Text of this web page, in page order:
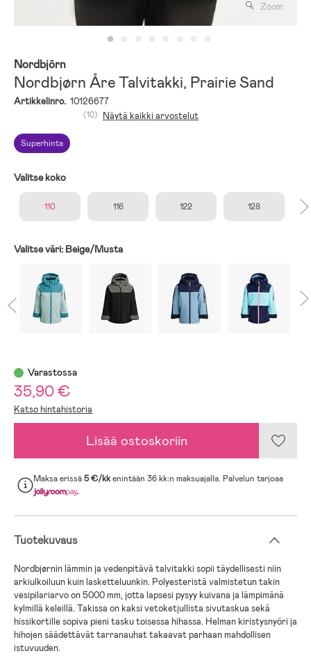
Zoom
Nordbjörn
Nordbjørn Åre Talvitakki, Prairie Sand
Artikkelinro. 10126677
Superhinta
(10) Näytä kaikki arvostelut
Valitse koko
110 116 122 128
Valitse väri: Beige/Musta
Varastossa
35,90 €
Katso hintahistoria
Lisää ostoskoriin
Maksa erissä5 €/kkenintään 36 kk:n maksuajalla. Palvelun tarjoaa
.
Tuotekuvaus
Nordbjørnin lämmin ja vedenpitävä talvitakki sopii täydellisesti niin
arkiulkoiluun kuin lasketteluunkin. Polyesteristä valmistetun takin
vesipilariarvo on 5000 mm, jotta lapsesi pysyy kuivana ja lämpimänä
kylmillä keleillä. Takissa on kaksi vetoketjullista sivutaskua sekä
hissikortille sopiva pieni tasku toisessa hihassa. Helman kiristysnyöri ja
hihojen säädettävät tarranauhat takaavat parhaan mahdollisen
istuvuuden.